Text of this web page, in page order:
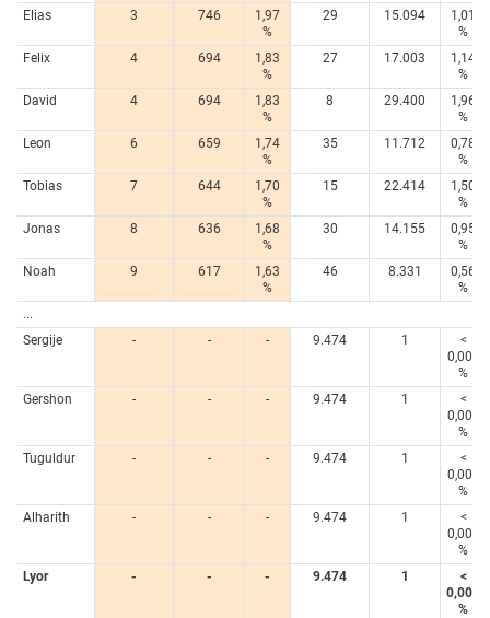
Elias
3 746
1,97
%
29 15.094
1,01
%
Felix
4 694
1,83
%
27 17.003
1,14
%
David
4 694
1,83
%
8 29.400
1,96
%
Leon
6 659
1,74
%
35 11.712
0,78
%
Tobias
7 644
1,70
%
15 22.414
1,50
%
Jonas
8 636
1,68
%
30 14.155
0,95
%
Noah
9 617
1,63
%
46 8.331
0,56
%
...
Sergije
- - - 9.474 1
<
0,005
%
Gershon
- - - 9.474 1
<
0,005
%
Tuguldur
- - - 9.474 1
<
0,005
%
Alharith
- - - 9.474 1
<
0,005
%
Lyor
- - - 9.474 1
<
0,005
%